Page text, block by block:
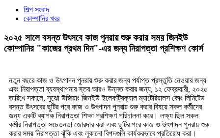
শিল্প সংবাদ
কোম্পানির খবর
২০২৫ সালে বসন্ত উৎসবে কাজ পুনরায় শুরু করার সময় জিনইউ
কোম্পানির "কাজের প্রথম দিন"-এর জন্য নিরাপত্তা প্রশিক্ষণ কোর্স
নতুন বছরে কাজ ও উৎপাদন পুনরায় শুরু করার জন্য পর্যাপ্ত প্রস্তুতি নেওয়ার জন্য
এবং নিরাপত্তা ব্যবস্থাপনার স্তর আরও উন্নত করার জন্য, ১২ ফেব্রুয়ারী, ২০২৫
তারিখে সকালে, সুঝো উজিয়াং জিনইউ ইলেকট্রিক্যাল ম্যাটেরিয়ালস কোং লিমিটেড
বসন্ত উৎসবের ছুটির পরে কাজ ও উৎপাদন পুনরায় শুরু করার বিষয়ে সকল কর্মীদের
জন্য একটি ব্যাপক নিরাপত্তা শিক্ষা প্রশিক্ষণ পরিচালনা করে। লক্ষ্য ছিল সকল
কর্মীর নিরাপত্তা সচেতনতা জোরদার করা এবং ছুটির পরে কাজ ও উৎপাদন পুনরায় শুরু
করার সময় নিরাপত্তা ঝুঁকি এবং লুকানো বিপদগুলি কার্যকরভাবে প্রতিরোধ করা।